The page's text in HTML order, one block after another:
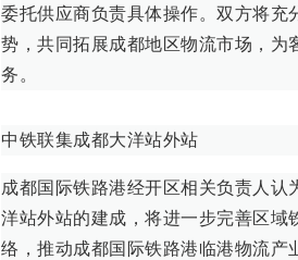
委托供应商负责具体操作。双方将充
势，共同拓展成都地区物流市场，为
务。
中铁联集成都大洋站外站
成都国际铁路港经开区相关负责人认
洋站外站的建成，将进一步完善区域
络，推动成都国际铁路港临港物流产